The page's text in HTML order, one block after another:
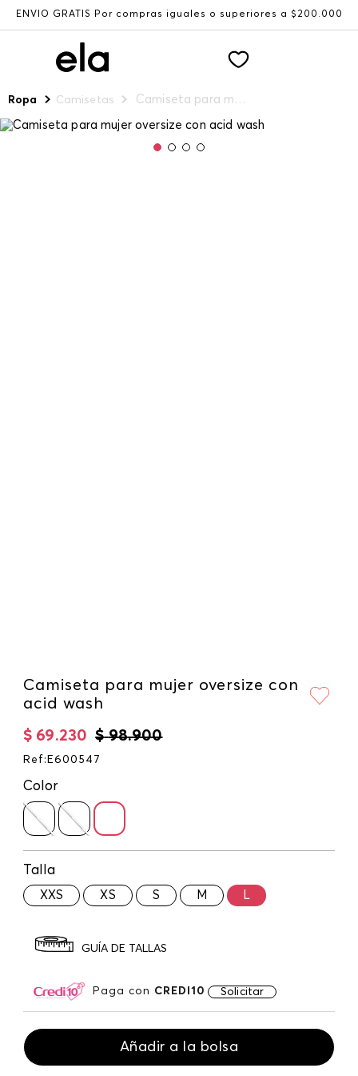
ENVÍO GRATIS Por compras iguales o superiores a $200.000
Ropa Camisetas Camiseta para mujer oversize con acid wash
Camiseta para mujer oversize con
acid wash
$ 98.900
$ 69.230
Ref : E600547
Color
Talla
XXS XS S M L
GUÍA DE TALLAS
Paga con CREDI10 Solicitar
Añadir a la bolsa